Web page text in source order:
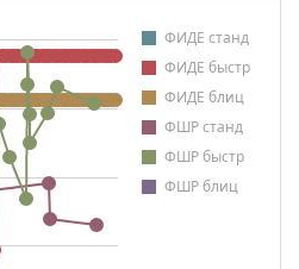
ФИДЕ станд
ФИДЕ быстр
ФИДЕ блиц
ФШР станд
ФШР быстр
ФШР блиц